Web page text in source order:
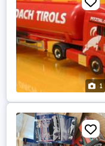
1